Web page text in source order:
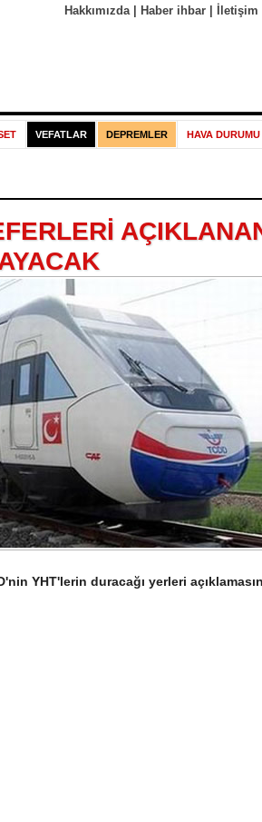
Hakkımızda| Haber ihbar| İletişim
VEFATLAR DEPREMLER HAVA DURUMU
YHT'lerin duracağı yerleri